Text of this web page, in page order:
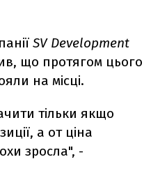
SV Development
що протягом цього
на місці.
тільки якщо
а от ціна
зросла", -